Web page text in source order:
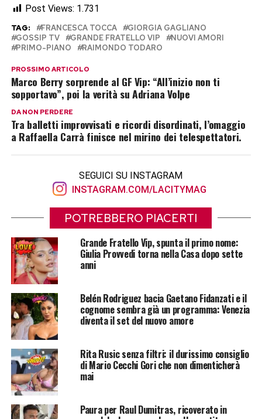
Post Views: 1.731
TAG: FRANCESCA TOCCA
GIORGIA GAGLIANO
GOSSIP TV
GRANDE FRATELLO VIP
NUOVI AMORI
PRIMO-PIANO
RAIMONDO TODARO
PROSSIMO ARTICOLO
Marco Berry sorprende al GF Vip: “All’inizio non ti
sopportavo”, poi la verità su Adriana Volpe
DA NON PERDERE
Tra balletti improvvisati e ricordi disordinati, l’omaggio
a Raffaella Carrà finisce nel mirino dei telespettatori.
SEGUICI SU INSTAGRAM
INSTAGRAM.COM/LACITYMAG
POTREBBERO PIACERTI
Grande Fratello Vip, spunta il primo nome:
Giulia Provvedi torna nella Casa dopo sette
anni
Belén Rodriguez bacia Gaetano Fidanzati e il
cognome sembra già un programma: Venezia
diventa il set del nuovo amore
Rita Rusic senza filtri: il durissimo consiglio
di Mario Cecchi Gori che non dimenticherà
mai
Paura per Raul Dumitras, ricoverato in